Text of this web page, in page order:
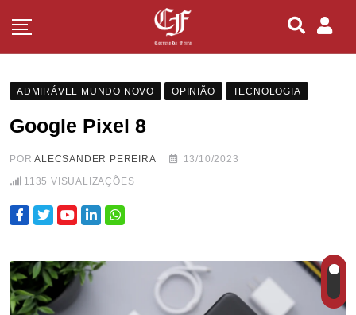
ADMIRÁVEL MUNDO NOVO OPINIÃO TECNOLOGIA
Google Pixel 8
PORALECSANDER PEREIRA
13/10/2023
1135 VISUALIZAÇÕES